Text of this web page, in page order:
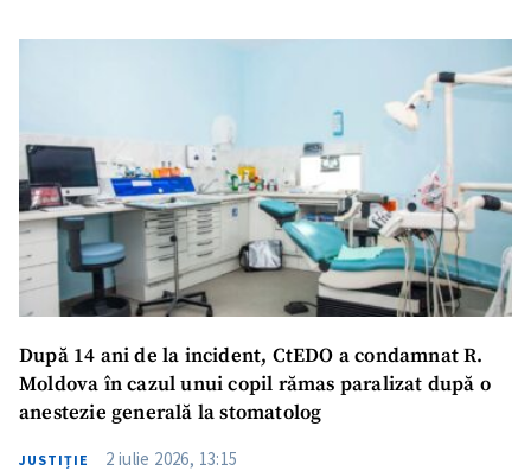
După 14 ani de la incident, CtEDO a condamnat R.
Moldova în cazul unui copil rămas paralizat după o
anestezie generală la stomatolog
JUSTIȚIE 2 iulie 2026, 13:15